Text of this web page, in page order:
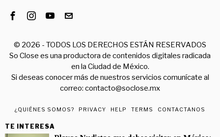
© 2026 - TODOS LOS DERECHOS ESTÁN RESERVADOS
So Close es una productora de contenidos digitales radicada
en la Ciudad de México.
Si deseas conocer más de nuestros servicios comunícate al
correo: contacto@soclose.mx
¿QUIÉNES SOMOS? PRIVACY HELP TERMS CONTACTANOS
TE INTERESA